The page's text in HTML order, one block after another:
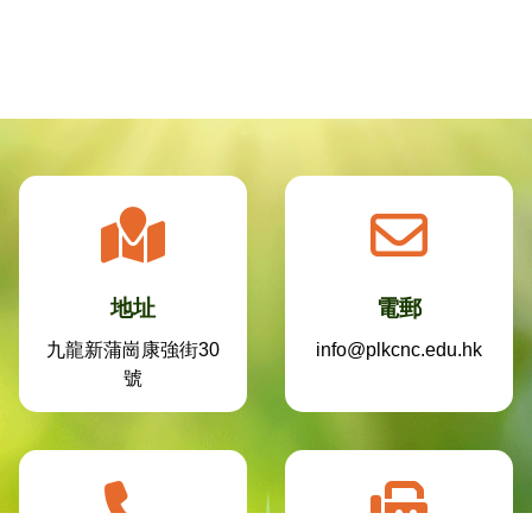
地址
九龍新蒲崗康強街30
號
電郵
info@plkcnc.edu.hk